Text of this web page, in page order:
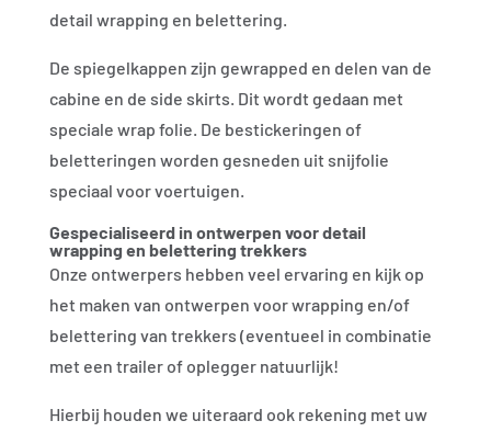
detail wrapping en belettering.
De spiegelkappen zijn gewrapped en delen van de
cabine en de side skirts. Dit wordt gedaan met
speciale wrap folie. De bestickeringen of
beletteringen worden gesneden uit snijfolie
speciaal voor voertuigen.
Gespecialiseerd in ontwerpen voor detail
wrapping en belettering trekkers
Onze ontwerpers hebben veel ervaring en kijk op
het maken van ontwerpen voor wrapping en/of
belettering van trekkers (eventueel in combinatie
met een trailer of oplegger natuurlijk!
Hierbij houden we uiteraard ook rekening met uw